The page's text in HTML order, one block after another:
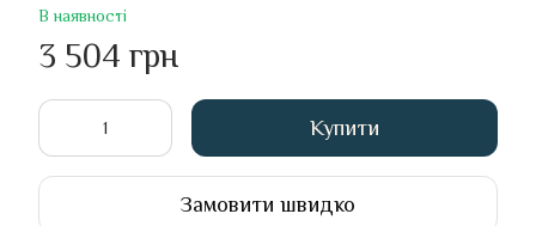
В наявності
3 504 грн
Купити
Замовити швидко